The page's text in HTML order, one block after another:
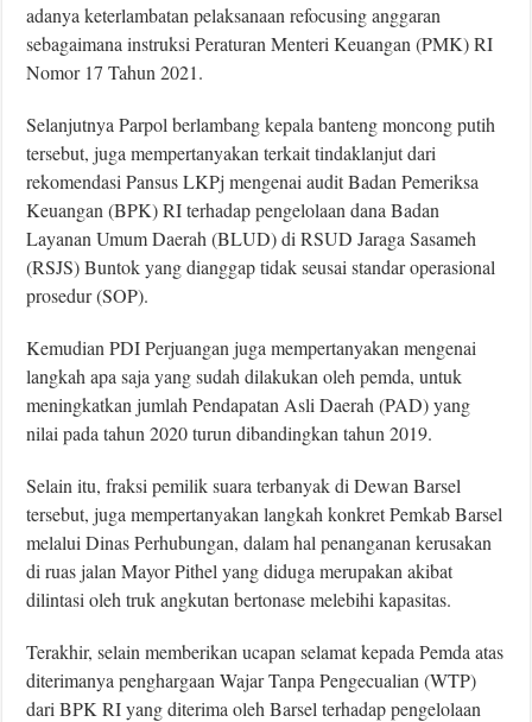
adanya keterlambatan pelaksanaan refocusing anggaran
sebagaimana instruksi Peraturan Menteri Keuangan (PMK) RI
Nomor 17 Tahun 2021.
Selanjutnya Parpol berlambang kepala banteng moncong putih
tersebut, juga mempertanyakan terkait tindaklanjut dari
rekomendasi Pansus LKPj mengenai audit Badan Pemeriksa
Keuangan (BPK) RI terhadap pengelolaan dana Badan
Layanan Umum Daerah (BLUD) di RSUD Jaraga Sasameh
(RSJS) Buntok yang dianggap tidak seusai standar operasional
prosedur (SOP).
Kemudian PDI Perjuangan juga mempertanyakan mengenai
langkah apa saja yang sudah dilakukan oleh pemda, untuk
meningkatkan jumlah Pendapatan Asli Daerah (PAD) yang
nilai pada tahun 2020 turun dibandingkan tahun 2019.
Selain itu, fraksi pemilik suara terbanyak di Dewan Barsel
tersebut, juga mempertanyakan langkah konkret Pemkab Barsel
melalui Dinas Perhubungan, dalam hal penanganan kerusakan
di ruas jalan Mayor Pithel yang diduga merupakan akibat
dilintasi oleh truk angkutan bertonase melebihi kapasitas.
Terakhir, selain memberikan ucapan selamat kepada Pemda atas
diterimanya penghargaan Wajar Tanpa Pengecualian (WTP)
dari BPK RI yang diterima oleh Barsel terhadap pengelolaan